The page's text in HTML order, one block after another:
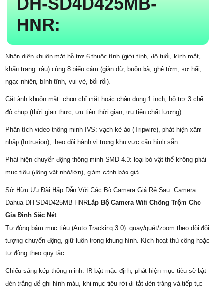
HNR:
Nhận diện khuôn mặt hỗ trợ 6 thuộc tính (giới tính, độ tuổi, kính mắt,
khẩu trang, râu) cùng 8 biểu cảm (giận dữ, buồn bã, ghê tởm, sợ hãi,
ngạc nhiên, bình tĩnh, vui vẻ, bối rối).
Cắt ảnh khuôn mặt: chọn chỉ mặt hoặc chân dung 1 inch, hỗ trợ 3 chế
độ chụp (thời gian thực, ưu tiên thời gian, ưu tiên chất lượng).
Phân tích video thông minh IVS: vạch kẻ ảo (Tripwire), phát hiện xâm
nhập (Intrusion), theo dõi hành vi trong khu vực cấu hình sẵn.
Phát hiện chuyển động thông minh SMD 4.0: loại bỏ vật thể không phải
mục tiêu (động vật nhỏ/lớn), giảm cảnh báo giả.
Sở Hữu Ưu Đãi Hấp Dẫn Với Các Bộ Camera Giá Rẻ Sau: Camera
Dahua DH-SD4D425MB-HNRLắp Bộ Camera Wifi Chống Trộm Cho
Gia Đình Sắc Nét
Tự động bám mục tiêu (Auto Tracking 3.0): quay/quét/zoom theo dõi đối
tượng chuyển động, giữ luôn trong khung hình. Kích hoạt thủ công hoặc
tự động theo quy tắc.
Chiếu sáng kép thông minh: IR bật mặc định, phát hiện mục tiêu sẽ bật
đèn trắng để ghi hình màu, khi mục tiêu rời đi tắt đèn trắng và tiếp tục